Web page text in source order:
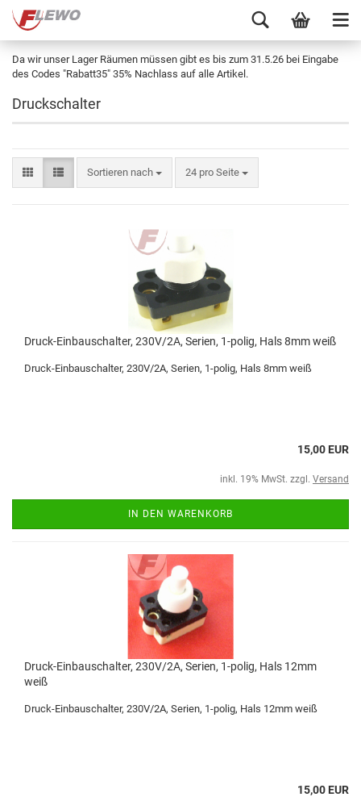
Da wir unser Lager Räumen müssen gibt es bis zum 31.5.26 bei Eingabe
des Codes "Rabatt35" 35% Nachlass auf alle Artikel.
Druckschalter
Sortieren nach 24 pro Seite
Druck-Einbauschalter, 230V/2A, Serien, 1-polig, Hals 8mm weiß
Druck-Einbauschalter, 230V/2A, Serien, 1-polig, Hals 8mm weiß
15,00 EUR
inkl. 19% MwSt. zzgl. Versand
IN DEN WARENKORB
Druck-Einbauschalter, 230V/2A, Serien, 1-polig, Hals 12mm
weiß
Druck-Einbauschalter, 230V/2A, Serien, 1-polig, Hals 12mm weiß
15,00 EUR